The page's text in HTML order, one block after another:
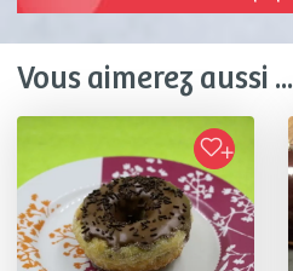
Vous aimerez aussi ...